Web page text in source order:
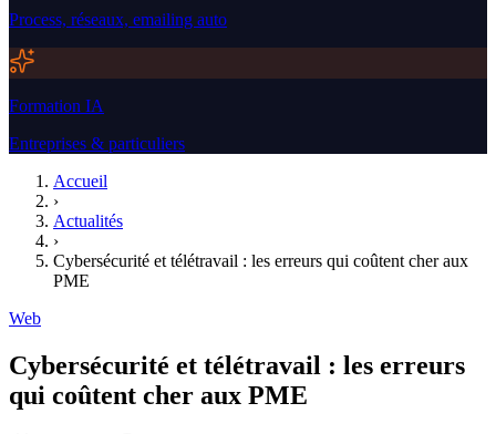
Process, réseaux, emailing auto
Formation IA
Entreprises & particuliers
Accueil
›
Actualités
›
Cybersécurité et télétravail : les erreurs qui coûtent cher aux
PME
Web
Cybersécurité et télétravail : les erreurs
qui coûtent cher aux PME